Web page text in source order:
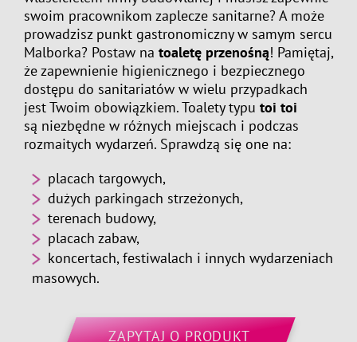
swoim pracownikom zaplecze sanitarne? A może
prowadzisz punkt gastronomiczny w samym sercu
Malborka? Postaw na toaletę przenośną! Pamiętaj,
że zapewnienie higienicznego i bezpiecznego
dostępu do sanitariatów w wielu przypadkach
jest Twoim obowiązkiem. Toalety typu toi toi
są niezbędne w różnych miejscach i podczas
rozmaitych wydarzeń. Sprawdzą się one na:
placach targowych,
dużych parkingach strzeżonych,
terenach budowy,
placach zabaw,
koncertach, festiwalach i innych wydarzeniach
masowych.
ZAPYTAJ O PRODUKT